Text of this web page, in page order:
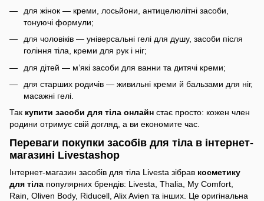
для жінок — креми, лосьйони, антицелюлітні засоби,
тонуючі формули;
для чоловіків — універсальні гелі для душу, засоби після
гоління тіла, креми для рук і ніг;
для дітей — м’які засоби для ванни та дитячі креми;
для старших родичів — живильні креми й бальзами для ніг,
масажні гелі.
Так купити засоби для тіла онлайн стає просто: кожен член
родини отримує свій догляд, а ви економите час.
Переваги покупки засобів для тіла в інтернет-
магазині Livestashop
Інтернет-магазин засобів для тіла Livesta зібрав косметику
для тіла популярних брендів: Livesta, Thalia, My Comfort,
Rain, Oliven Body, Riducell, Alix Avien та інших. Це оригінальна